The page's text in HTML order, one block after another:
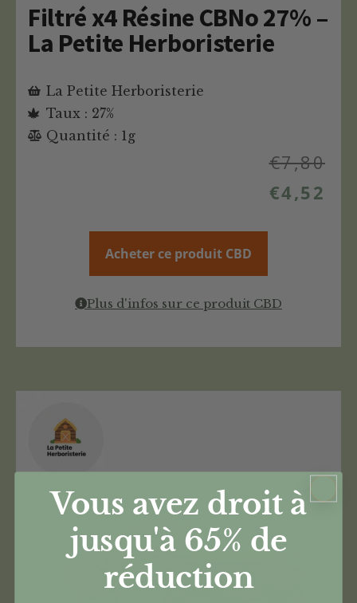
Filtré x4 Résine CBNo 27% –
La Petite Herboristerie
La Petite Herboristerie
Taux : 27%
Quantité : 1g
€7,80
€4,52
Acheter ce produit CBD
Plus d'infos sur ce produit CBD
Vous avez droit à
jusqu'à 65% de
réduction